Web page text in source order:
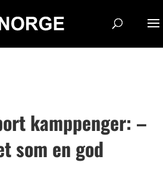
kamppenger: –
som en god